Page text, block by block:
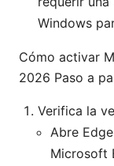
Windows
Cómo activar
2026 Paso a
Verifica la
Abre
Microsoft